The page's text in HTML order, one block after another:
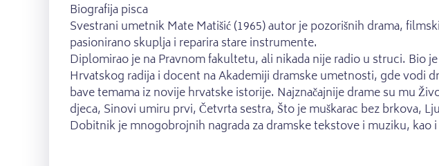
Biografija pisca
Svestrani umetnik Mate Matišić (1965) autor je pozorišnih drama,
pasionirano skuplja i reparira stare instrumente.
Diplomirao je na Pravnom fakultetu, ali nikada nije radio u struci. Bio
Hrvatskog radija i docent na Akademiji dramske umetnosti, gde vodi
bave temama iz novije hrvatske istorije. Najznačajnije drame su mu
djeca, Sinovi umiru prvi, Četvrta sestra, Što je muškarac bez brkova,
Dobitnik je mnogobrojnih nagrada za dramske tekstove i muziku,